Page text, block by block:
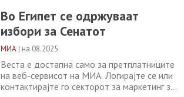
одржуваат избори за Сенатот Грција и
Унгарија потпишаа Меморандум за
соработка во областа на миграцијата
Бизнисите на Халкидики гледаат намален
Во Египет се одржуваат
избори за Сенатот
МИА | на 08.2025
Веста е достапна само за претплатниците
на веб-сервисот на МИА. Логирајте се или
контактирајте го секторот за маркетинг за